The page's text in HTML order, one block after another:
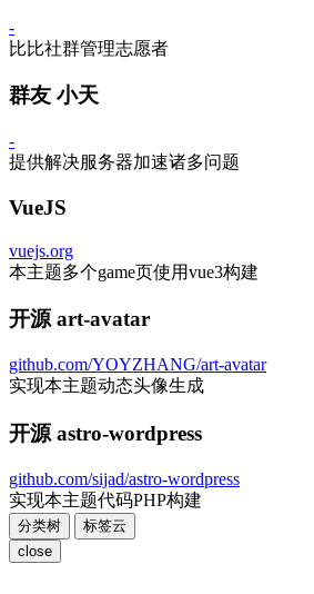
-
比比社群管理志愿者
群友 小天
-
提供解决服务器加速诸多问题
VueJS
vuejs.org
本主题多个game页使用vue3构建
开源 art-avatar
github.com/YOYZHANG/art-avatar
实现本主题动态头像生成
开源 astro-wordpress
github.com/sijad/astro-wordpress
实现本主题代码PHP构建
分类树
标签云
close